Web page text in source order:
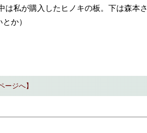
私が購入したヒノキの板。下は森本さ
か）
ージへ】